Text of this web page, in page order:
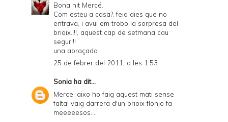
Bona nit Mercé.
Com esteu a casa?, feia dies que no
entrava, i avui em trobo la sorpresa del
brioix.!!!, aquest cap de setmana cau
segur!!!
una abraçada
25 de febrer del 2011, a les 1:53
Sonia ha dit...
Merce, aixo ho faig aquest mati sense
falta! vaig darrera d'un brioix flonjo fa
meeeeesos....